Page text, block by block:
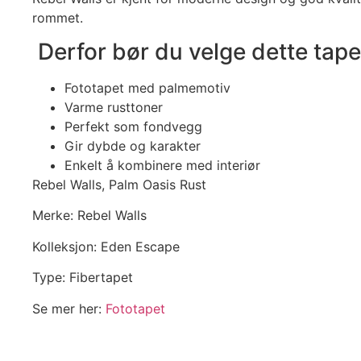
rommet.
Derfor bør du velge dette
Fototapet med palmemotiv
Varme rusttoner
Perfekt som fondvegg
Gir dybde og karakter
Enkelt å kombinere med interiør
Rebel Walls, Palm Oasis Rust
Merke: Rebel Walls
Kolleksjon: Eden Escape
Type: Fibertapet
Se mer her: Fototapet